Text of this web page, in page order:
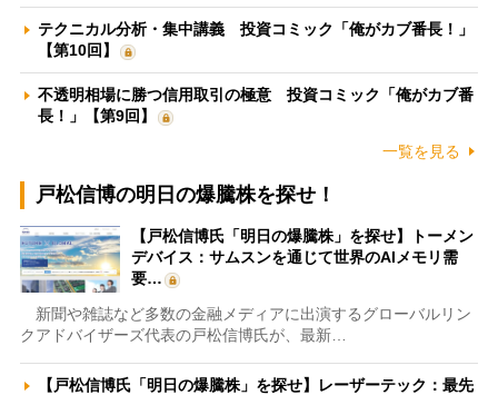
テクニカル分析・集中講義 投資コミック「俺がカブ番長！」
【第10回】
不透明相場に勝つ信用取引の極意 投資コミック「俺がカブ番
長！」【第9回】
一覧を見る
戸松信博の明日の爆騰株を探せ！
【戸松信博氏「明日の爆騰株」を探せ】トーメン
デバイス：サムスンを通じて世界のAIメモリ需
要…
新聞や雑誌など多数の金融メディアに出演するグローバルリン
クアドバイザーズ代表の戸松信博氏が、最新…
【戸松信博氏「明日の爆騰株」を探せ】レーザーテック：最先